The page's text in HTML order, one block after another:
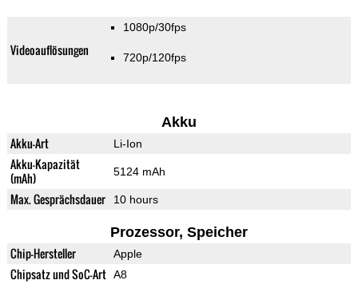
Videoauflösungen
1080p/30fps
720p/120fps
Akku
Akku-Art Li-Ion
Akku-Kapazität
(mAh)
5124 mAh
Max. Gesprächsdauer 10 hours
Prozessor, Speicher
Chip-Hersteller Apple
Chipsatz und SoC-Art A8